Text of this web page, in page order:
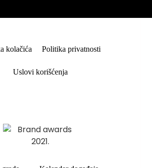
kolačića Politika privatnosti
Uslovi korišćenja